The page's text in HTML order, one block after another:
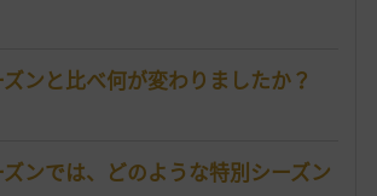
ンと比べ何が変わりましたか？
ンでは、どのような特別シーズン